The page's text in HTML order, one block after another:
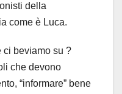
della
come è Luca.
ci beviamo su ?
che devono
“informare” bene